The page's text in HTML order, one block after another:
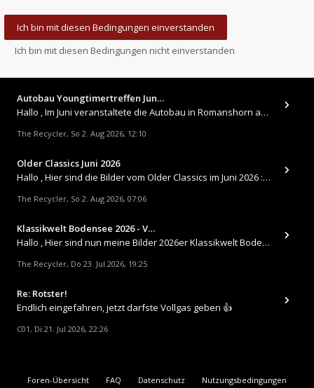
Autobau Youngtimertreffen Jun…
Hallo , Im Juni veranstaltete die Autobau in Romanshorn auf ihrem Gelände ein kleines Youngtimertreffen : https://up.
The Recycler, So 2. Aug 2026, 12:10
Older Classics Juni 2026
​Hallo , Hier sind die Bilder vom Older Classics im Juni 2026 : https://up.picr.de/51155940wd.jpg https://up.pic
The Recycler, So 2. Aug 2026, 07:06
Klassikwelt Bodensee 2026 - V…
Hallo , Hier sind nun meine Bilder 2026er Klassikwelt Bodensee 😀 https://up.picr.de/51125547rb.jpg https://up.pi
The Recycler, Do 23. Jul 2026, 19:25
Re: Rotster!
Endlich eingefahren, jetzt darfste Vollgas geben 👍
C01, Di 21. Jul 2026, 22:26
Foren-Übersicht FAQ Datenschutz Nutzungsbedingungen